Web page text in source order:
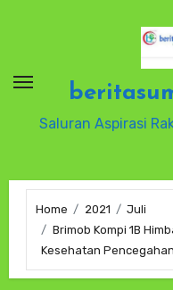
Saluran Aspirasi
Home 2021
Juli
Brimob Kompi 1B
Kesehatan